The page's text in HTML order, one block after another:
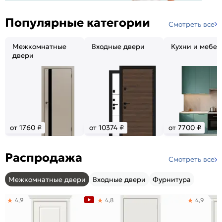
Популярные категории Смотреть все
Межкомнатные
двери
от 1760 ₽
Входные двери
от 10374 ₽
Кухни и
от 7700 ₽
Распродажа Смотреть все
Межкомнатные двери Входные двери Фурнитура
4,9 4,8 4,9